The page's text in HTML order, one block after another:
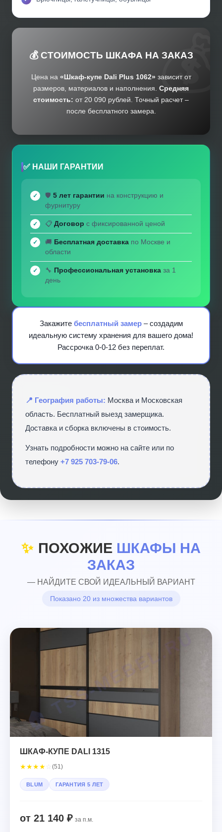
💰 СТОИМОСТЬ ШКАФА НА ЗАКАЗ
Цена на «Шкаф-купе Dali Plus 1062» зависит от
размеров, материалов и наполнения. Средняя
стоимость: от 20 090 рублей. Точный расчет –
после бесплатного замера.
✅ НАШИ ГАРАНТИИ
🛡️ 5 лет гарантии на конструкцию и
фурнитуру
📋 Договор с фиксированной ценой
🚚 Бесплатная доставка по Москве и
области
🔧 Профессиональная установка за 1
день
Закажите бесплатный замер– создадим
идеальную систему хранения для вашего дома!
Рассрочка 0-0-12 без переплат.
📍 География работы: Москва и Московская
область. Бесплатный выезд замерщика.
Доставка и сборка включены в стоимость.
Узнать подробности можно на сайте или по
телефону +7 925 703-79-06.
✨ ПОХОЖИЕ ШКАФЫ НА
ЗАКАЗ
— НАЙДИТЕ СВОЙ ИДЕАЛЬНЫЙ ВАРИАНТ
Показано 20 из множества вариантов
ШКАФ-КУПЕ DALI 1315
★★★★ (51)
BLUM ГАРАНТИЯ 5 ЛЕТ
от 21 140 ₽ за п.м.